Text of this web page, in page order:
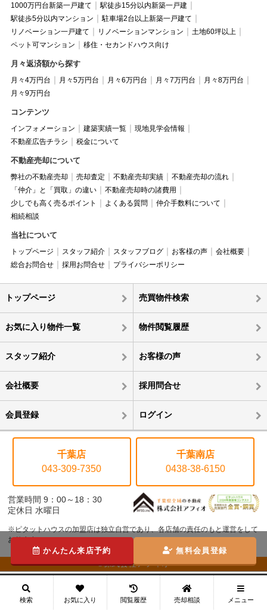
1000万円台新築一戸建て
駅徒歩15分以内新築一戸建
駅徒歩5分以内マンション
駐車場2台以上新築一戸建て
リノベーション一戸建て
リノベーションマンション
土地60坪以上
ペット可マンション
移住・セカンドハウス向け
月々返済額から探す
月々4万円台 月々5万円台 月々6万円台 月々7万円台
月々8万円台
月々9万円台
コンテンツ
インフォメーション 建築実績一覧
現地見学会情報
不動産広告チラシ
税金について
不動産売却について
弊社の不動産売却 売却査定 不動産売却実績
不動産売却の流れ
「仲介」と「買取」の違い
不動産売却時の諸費用
少しでも高く売るポイント
よくある質問
仲介手数料について
相続相談
当社について
トップページ スタッフ紹介 スタッフブログ お客様の声
会社概要
総合お問合せ
採用お問合せ プライバシーポリシー
トップページ 売買物件検索
お気に入り物件一覧 物件閲覧履歴
スタッフ紹介 お客様の声
会社概要 採用問合せ
会員登録 ログイン
千葉店
043-309-7350
千葉南店
0438-38-6150
営業時間 9：00～18：30
定休日 水曜日
※ピタットハウスの加盟店は独立自営であり、各店舗の責任のもと運営をして
おります。
©株式会社アフィオ
かんたん来店予約 無料会員登録
検索 お気に入り 閲覧履歴 売却相談 メニュー